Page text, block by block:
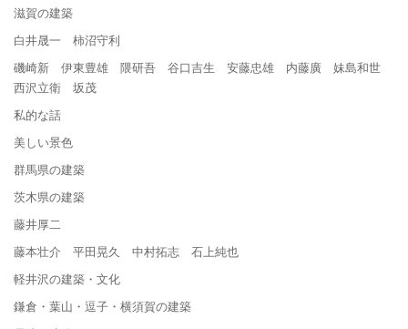
滋賀の建築
白井晟一 柿沼守利
磯崎新 伊東豊雄 隈研吾 谷口吉生 安藤忠雄 内藤廣 妹島和世
西沢立衛 坂茂
私的な話
美しい景色
群馬県の建築
茨木県の建築
藤井厚二
藤本壮介 平田晃久 中村拓志 石上純也
軽井沢の建築・文化
鎌倉・葉山・逗子・横須賀の建築